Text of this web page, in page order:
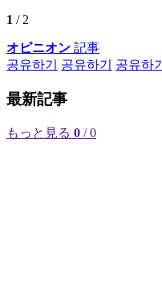
1 / 2
オピニオン 記事
공유하기
공유하기 공유하기
最新記事
もっと見る 0 / 0